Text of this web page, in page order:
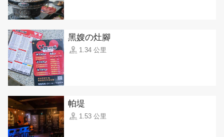
黑嫂の灶腳
1.34 公里
帕堤
1.53 公里